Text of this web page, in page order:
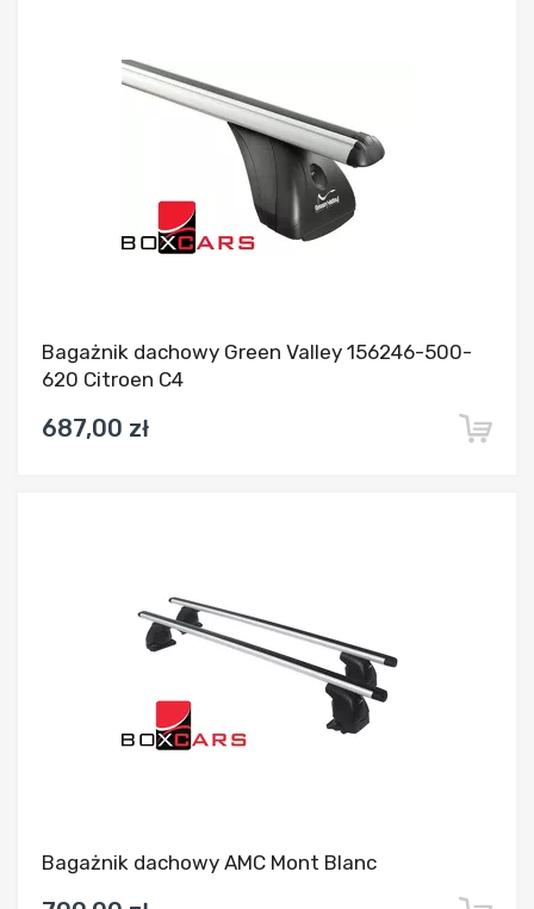
Bagażnik dachowy Green Valley 156246-500-
620 Citroen C4
687,00 zł
Bagażnik dachowy AMC Mont Blanc